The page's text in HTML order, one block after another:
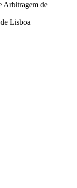
Arbitragem de
Lisboa